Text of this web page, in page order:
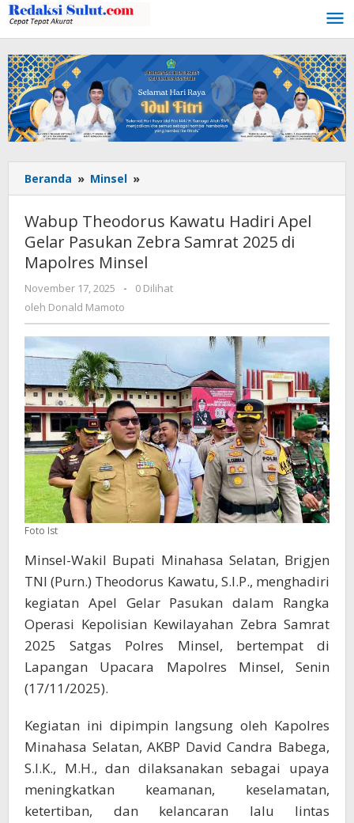
Lewati
ke
konten
Beranda » Minsel »
Theodorus
Hadiri
Apel
Gelar
Zebra
2025
Mapolres
Minsel
Wabup Theodorus Kawatu Hadiri Apel
Gelar Pasukan Zebra Samrat 2025 di
Mapolres Minsel
November 17, 2025
oleh
Donald
-
0 Dilihat
oleh Donald Mamoto
Foto Ist
Minsel-Wakil Bupati Minahasa Selatan, Brigjen
TNI (Purn.) Theodorus Kawatu, S.I.P., menghadiri
kegiatan Apel Gelar Pasukan dalam Rangka
Operasi Kepolisian Kewilayahan Zebra Samrat
2025 Satgas Polres Minsel, bertempat di
Lapangan Upacara Mapolres Minsel, Senin
(17/11/2025).
Kegiatan ini dipimpin langsung oleh Kapolres
Minahasa Selatan, AKBP David Candra Babega,
S.I.K., M.H., dan dilaksanakan sebagai upaya
meningkatkan keamanan, keselamatan,
ketertiban, dan kelancaran lalu lintas